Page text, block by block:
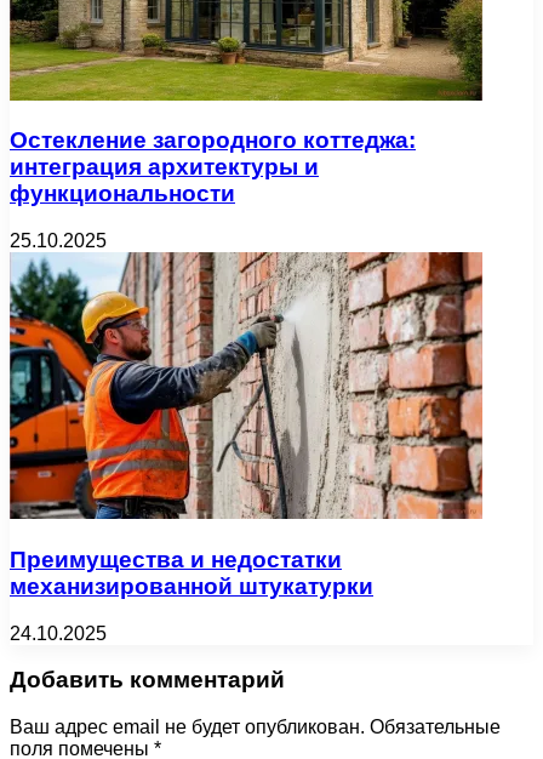
Остекление загородного коттеджа:
интеграция архитектуры и
функциональности
25.10.2025
Преимущества и недостатки
механизированной штукатурки
24.10.2025
Добавить комментарий
Ваш адрес email не будет опубликован. Обязательные
поля помечены *